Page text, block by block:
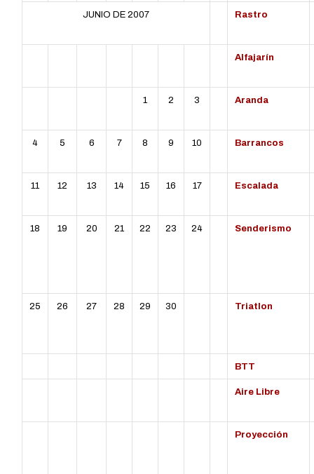
JUNIO DE 2007 Rastro
Alfajarín
1 2 3 Aranda
4 5 6 7 8 9 10 Barrancos
11 12 13 14 15 16 17 Escalada
18 19 20 21 22 23 24 Senderismo
25 26 27 28 29 30 Triatlon
BTT
Aire Libre
Proyección